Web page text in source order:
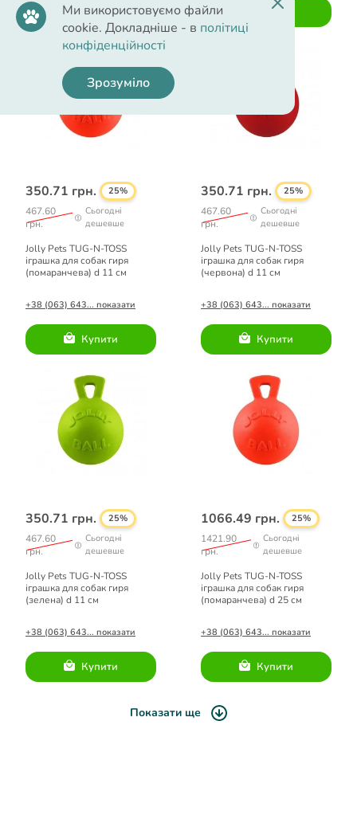
Купити Купити
350.71 грн. 25%
467.60
грн.
Сьогодні
дешевше
Jolly Pets TUG-N-TOSS
іграшка для собак гиря
(помаранчева) d 11 см
+38 (063) 643... показати
Купити
350.71 грн. 25%
467.60
грн.
Сьогодні
дешевше
Jolly Pets TUG-N-TOSS
іграшка для собак гиря
(червона) d 11 см
+38 (063) 643... показати
Купити
350.71 грн. 25%
467.60
грн.
Сьогодні
дешевше
Jolly Pets TUG-N-TOSS
іграшка для собак гиря
(зелена) d 11 см
+38 (063) 643... показати
Купити
1066.49 грн. 25%
1421.90
грн.
Сьогодні
дешевше
Jolly Pets TUG-N-TOSS
іграшка для собак гиря
(помаранчева) d 25 см
+38 (063) 643... показати
Купити
Показати ще
Ми використовуємо файли
cookie. Докладніше - в політиці
конфіденційності
Зрозуміло